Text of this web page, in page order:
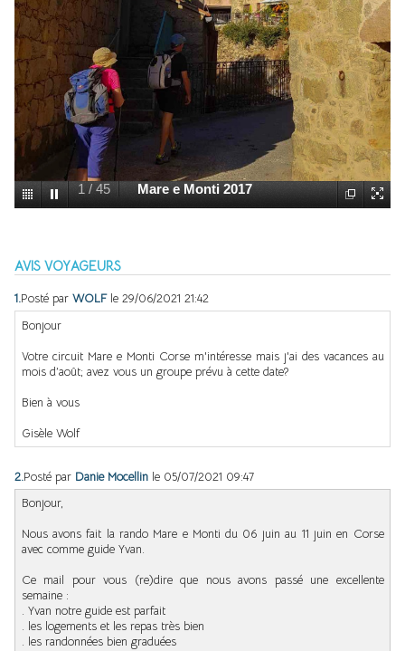
2 /45 rando Couleur Corse
AVIS VOYAGEURS
1.Posté par WOLF le 29/06/2021 21:42
Bonjour
Votre circuit Mare e Monti Corse m'intéresse mais j'ai des vacances au
mois d’août; avez vous un groupe prévu à cette date?
Bien à vous
Gisèle Wolf
2.Posté par Danie Mocellin le 05/07/2021 09:47
Bonjour,
Nous avons fait la rando Mare e Monti du 06 juin au 11 juin en Corse
avec comme guide Yvan.
Ce mail pour vous (re)dire que nous avons passé une excellente
semaine :
. Yvan notre guide est parfait
. les logements et les repas très bien
. les randonnées bien graduées